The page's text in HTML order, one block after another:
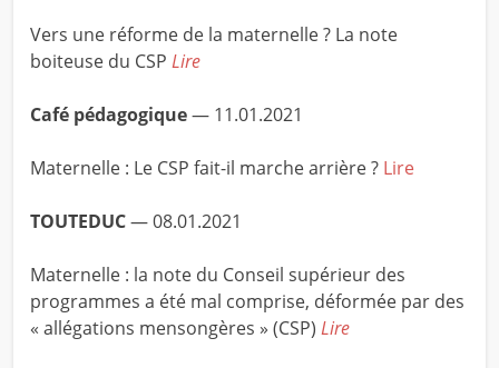
Vers une réforme de la maternelle ? La note
boiteuse du CSP Lire
Café pédagogique— 11.01.2021
Maternelle : Le CSP fait-il marche arrière ? Lire
TOUTEDUC— 08.01.2021
Maternelle : la note du Conseil supérieur des
programmes a été mal comprise, déformée par des
« allégations mensongères » (CSP) Lire